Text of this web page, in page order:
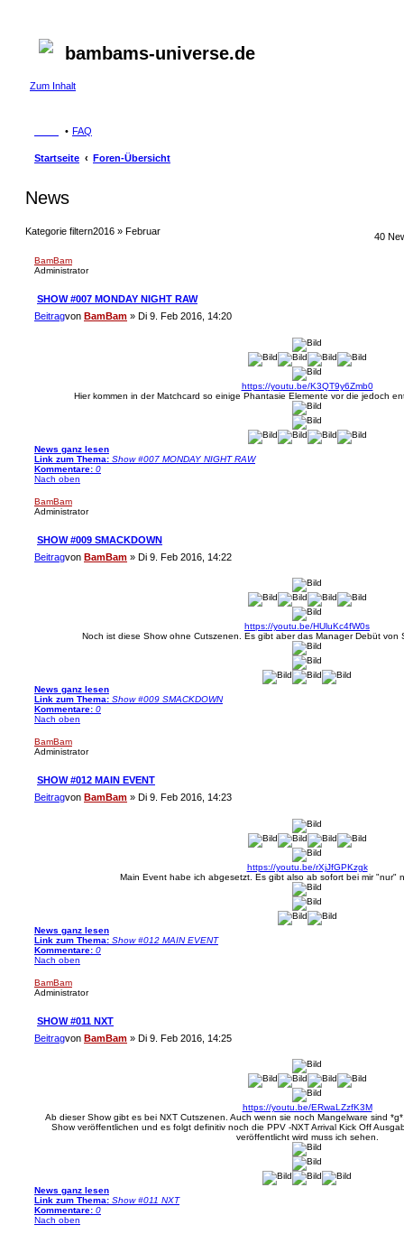
bambams-universe.de
Zum Inhalt
FAQ
Startseite Foren-Übersicht
News
Kategorie filtern2016 » Februar
40
BamBam
Administrator
SHOW #007 MONDAY NIGHT RAW
Beitragvon BamBam » Di 9. Feb 2016, 14:20
https://youtu.be/K3QT9y6Zmb0
Hier kommen in der Matchcard so einige Phantasie Elemente vor die jedoch
News ganz lesen
Link zum Thema: Show #007 MONDAY NIGHT RAW
Kommentare: 0
Nach oben
BamBam
Administrator
SHOW #009 SMACKDOWN
Beitragvon BamBam » Di 9. Feb 2016, 14:22
https://youtu.be/HUluKc4fW0s
Noch ist diese Show ohne Cutszenen. Es gibt aber das Manager Debüt von
News ganz lesen
Link zum Thema: Show #009 SMACKDOWN
Kommentare: 0
Nach oben
BamBam
Administrator
SHOW #012 MAIN EVENT
Beitragvon BamBam » Di 9. Feb 2016, 14:23
https://youtu.be/rXjJfGPKzgk
Main Event habe ich abgesetzt. Es gibt also ab sofort bei mir "nur"
News ganz lesen
Link zum Thema: Show #012 MAIN EVENT
Kommentare: 0
Nach oben
BamBam
Administrator
SHOW #011 NXT
Beitragvon BamBam » Di 9. Feb 2016, 14:25
https://youtu.be/ERwaLZzfK3M
Ab dieser Show gibt es bei NXT Cutszenen. Auch wenn sie noch Mangelware sind
Show veröffentlichen und es folgt definitiv noch die PPV -NXT Arrival Kick Off
veröffentlicht wird muss ich sehen.
News ganz lesen
Link zum Thema: Show #011 NXT
Kommentare: 0
Nach oben